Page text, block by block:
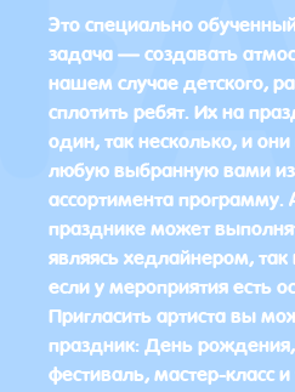
Это специально
задача — создавать
нашем случае детского,
сплотить ребят. Их на
один, так несколько, и
любую выбранную вами
ассортимента
празднике может
являясь хедлайнером,
если у мероприятия есть
Пригласить артиста вы
праздник: День
фестиваль, мастер-класс